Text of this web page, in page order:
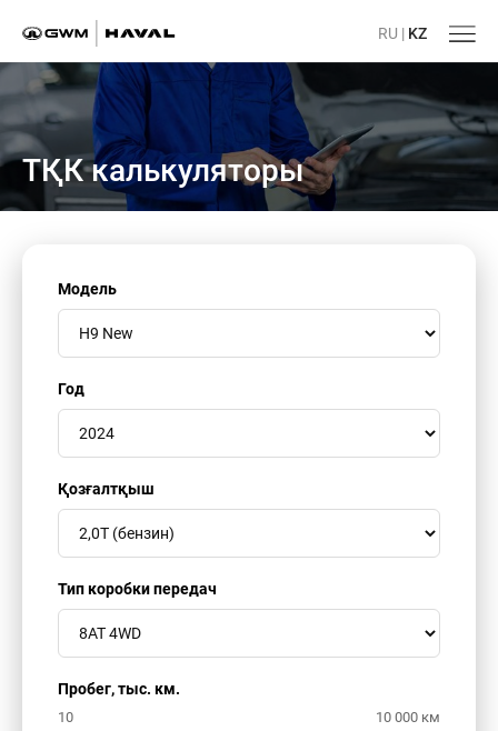
RU | KZ
ТҚК калькуляторы
Модель
Год
Қозғалтқыш
Тип коробки передач
Пробег, тыс. км.
10 10 000 км